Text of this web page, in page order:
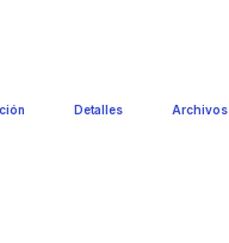
Detalles Archivos